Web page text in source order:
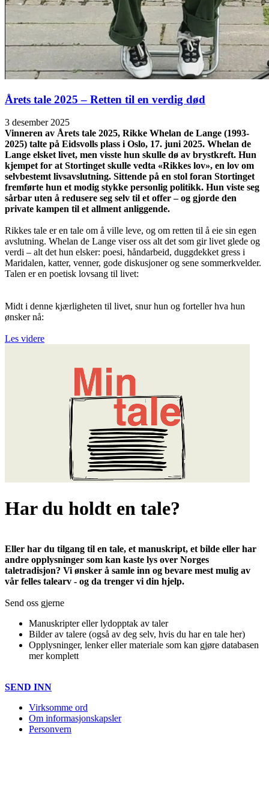
Årets tale 2025 – Retten til en verdig død
3 desember 2025
Vinneren av Årets tale 2025, Rikke Whelan de Lange (1993-
2025) talte på Eidsvolls plass i Oslo, 17. juni 2025. Whelan de
Lange elsket livet, men visste hun skulle dø av brystkreft. Hun
kjempet for at Stortinget skulle vedta «Rikkes lov», en lov om
selvbestemt livsavslutning. Sittende på en stol foran Stortinget
fremførte hun et modig stykke personlig politikk. Hun viste seg
sårbar uten å redusere seg selv til et offer – og gjorde den
private kampen til et allment anliggende.
Rikkes tale er en tale om å ville leve, og om retten til å eie sin egen
avslutning. Whelan de Lange viser oss alt det som gir livet glede og
verdi – alt det hun elsker: poesi, håndarbeid, duggdekket gress i
Maridalen, katter, venner, gode diskusjoner og sene sommerkvelder.
Talen er en poetisk lovsang til livet:
Midt i denne kjærligheten til livet, snur hun og forteller hva hun
ønsker nå:
Les videre
Har du holdt en tale?
Eller har du tilgang til en tale, et manuskript, et bilde eller har
andre opplysninger som kan kaste lys over Norges
taletradisjon? Vi ønsker å samle inn og bevare mest mulig av
vår felles talearv - og da trenger vi din hjelp.
Send oss gjerne
Manuskripter eller lydopptak av taler
Bilder av talere (også av deg selv, hvis du har en tale her)
Opplysninger, lenker eller materiale som kan gjøre databasen
mer komplett
SEND INN
Virksomme ord
Om informasjonskapsler
Personvern